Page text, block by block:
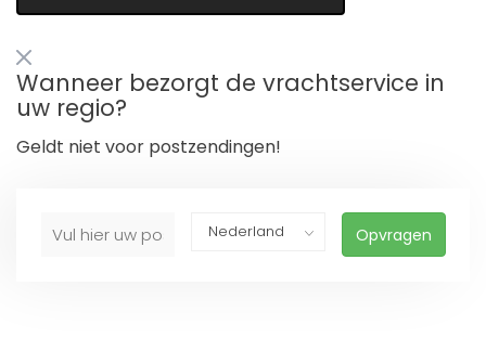
Wanneer bezorgt de vrachtservice in
uw regio?
Geldt niet voor postzendingen!
Opvragen